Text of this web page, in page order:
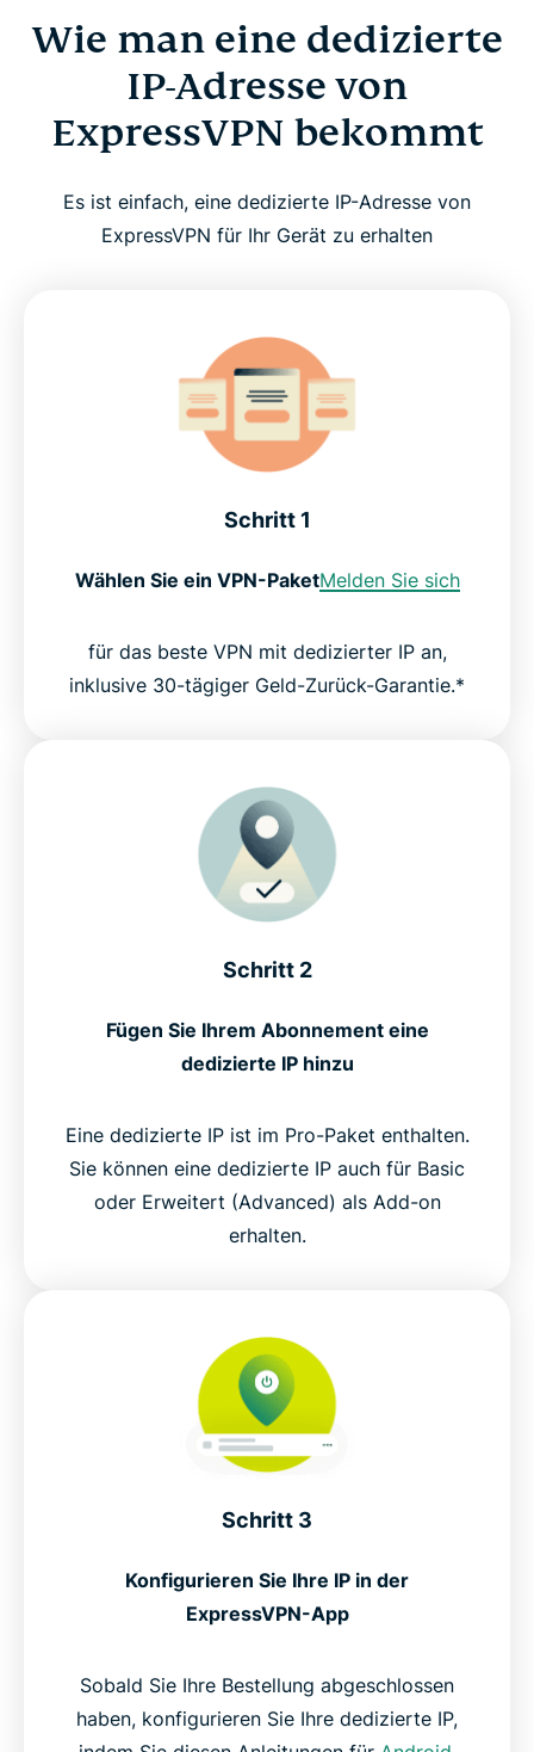
Wie man eine dedizierte
IP-Adresse von
ExpressVPN bekommt
Es ist einfach, eine dedizierte IP-Adresse von
ExpressVPN für Ihr Gerät zu erhalten
Schritt 1
Wählen Sie ein VPN-PaketMelden Sie sich
für das beste VPN mit dedizierter IP an,
inklusive 30-tägiger Geld-Zurück-Garantie.*
Schritt 2
Fügen Sie Ihrem Abonnement eine
dedizierte IP hinzu
Eine dedizierte IP ist im Pro-Paket enthalten.
Sie können eine dedizierte IP auch für Basic
oder Erweitert (Advanced) als Add-on
erhalten.
Schritt 3
Konfigurieren Sie Ihre IP in der
ExpressVPN-App
Sobald Sie Ihre Bestellung abgeschlossen
haben, konfigurieren Sie Ihre dedizierte IP,